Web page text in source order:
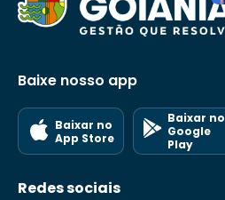
Baixe nosso app
Baixar no
App Store
Baixar no
Google
Play
Redes sociais